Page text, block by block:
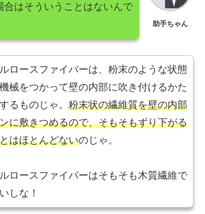
助手ちゃん
合はそういうことはないんで
ロースファイバーは、粉末のような状態
械をつかって壁の内部に吹き付けるかた
るものじゃ。 粉末状の繊維質を壁の内部
に敷きつめるので、そもそもずり下がる
はほとんどないのじゃ。
ロースファイバーはそもそも木質繊維で
しな！